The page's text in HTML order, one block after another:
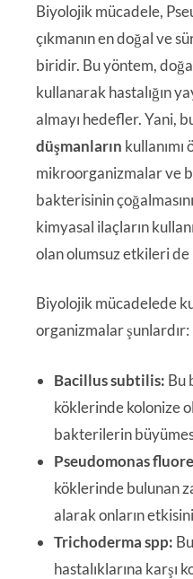
Biyolojik mücadele,
çıkmanın en doğal ve
biridir. Bu yöntem,
kullanarak hastalığın
almayı hedefler. Yani,
düşmanların kullanımı
mikroorganizmalar ve
bakterisinin
kimyasal ilaçların
olan olumsuz etkileri
Biyolojik mücadelede
organizmalar şunlardır:
Bacillus subtilis: Bu
köklerinde kolonize
bakterilerin
Pseudomonas
köklerinde bulunan
alarak onların
Trichoderma spp:
hastalıklarına karşı